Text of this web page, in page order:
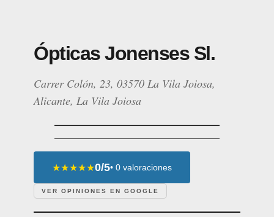
Ópticas Jonenses Sl.
Carrer Colón, 23, 03570 La Vila Joiosa,
Alicante, La Vila Joiosa
★★★★★0/5• 0 valoraciones
VER OPINIONES EN GOOGLE